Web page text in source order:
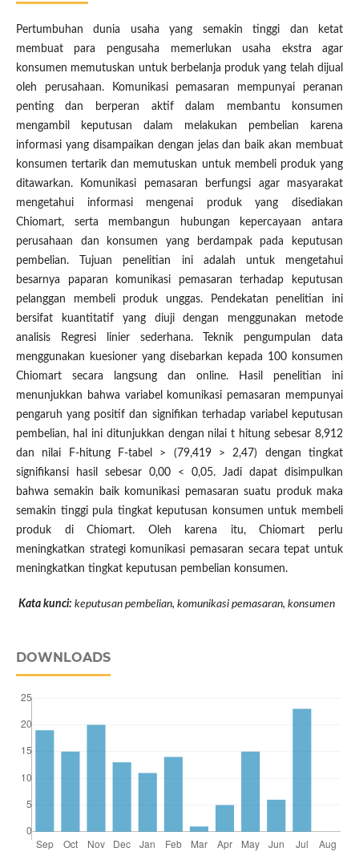
Pertumbuhan dunia usaha yang semakin tinggi dan ketat
membuat para pengusaha memerlukan usaha ekstra agar
konsumen memutuskan untuk berbelanja produk yang telah dijual
oleh perusahaan. Komunikasi pemasaran mempunyai peranan
penting dan berperan aktif dalam membantu konsumen
mengambil keputusan dalam melakukan pembelian karena
informasi yang disampaikan dengan jelas dan baik akan membuat
konsumen tertarik dan memutuskan untuk membeli produk yang
ditawarkan. Komunikasi pemasaran berfungsi agar masyarakat
mengetahui informasi mengenai produk yang disediakan
Chiomart, serta membangun hubungan kepercayaan antara
perusahaan dan konsumen yang berdampak pada keputusan
pembelian. Tujuan penelitian ini adalah untuk mengetahui
besarnya paparan komunikasi pemasaran terhadap keputusan
pelanggan membeli produk unggas. Pendekatan penelitian ini
bersifat kuantitatif yang diuji dengan menggunakan metode
analisis Regresi linier sederhana. Teknik pengumpulan data
menggunakan kuesioner yang disebarkan kepada 100 konsumen
Chiomart secara langsung dan online. Hasil penelitian ini
menunjukkan bahwa variabel komunikasi pemasaran mempunyai
pengaruh yang positif dan signifikan terhadap variabel keputusan
pembelian, hal ini ditunjukkan dengan nilai t hitung sebesar 8,912
dan nilai F-hitung F-tabel > (79,419 > 2,47) dengan tingkat
signifikansi hasil sebesar 0,00 < 0,05. Jadi dapat disimpulkan
bahwa semakin baik komunikasi pemasaran suatu produk maka
semakin tinggi pula tingkat keputusan konsumen untuk membeli
produk di Chiomart. Oleh karena itu, Chiomart perlu
meningkatkan strategi komunikasi pemasaran secara tepat untuk
meningkatkan tingkat keputusan pembelian konsumen.
Kata kunci: keputusan pembelian, komunikasi pemasaran, konsumen
DOWNLOADS